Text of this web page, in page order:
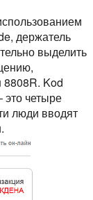
держатель
выделить
Kod
четыре
люди вводят